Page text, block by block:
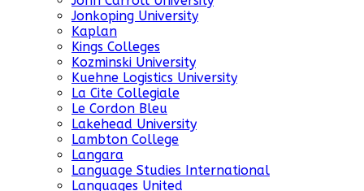
Jonkoping University
Kaplan
Kings Colleges
Kozminski University
Kuehne Logistics University
La Cite Collegiale
Le Cordon Bleu
Lakehead University
Lambton College
Langara
Language Studies International
Languages United